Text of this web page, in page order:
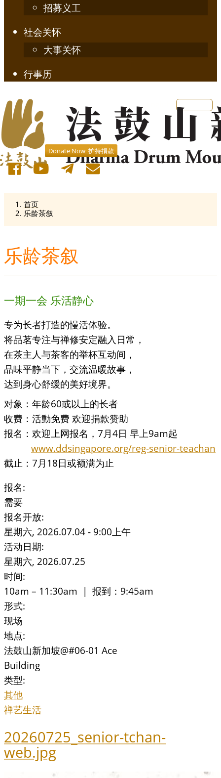
招募义工
社会关怀
大事关怀
行事历
Donate Now 护持捐款
首页
乐龄茶叙
乐龄茶叙
一期一会 乐活静心
专为长者打造的慢活体验。
将品茗专注与禅修安定融入日常，
在茶主人与茶客的举杯互动间，
品味平静当下，交流温暖故事，
达到身心舒缓的美好境界。
对象：年龄60或以上的长者
收费：活動免费 欢迎捐款赞助
报名：欢迎上网报名，7月4日 早上9am起
www.ddsingapore.org/reg-senior-teachan
截止：7月18日或额满为止
报名:
需要
报名开放:
星期六, 2026.07.04 - 9:00上午
活动日期:
星期六, 2026.07.25
时间:
10am – 11:30am | 报到：9:45am
形式:
现场
地点:
法鼓山新加坡@#06-01 Ace
Building
类型:
其他
禅艺生活
20260725_senior-tchan-
web.jpg